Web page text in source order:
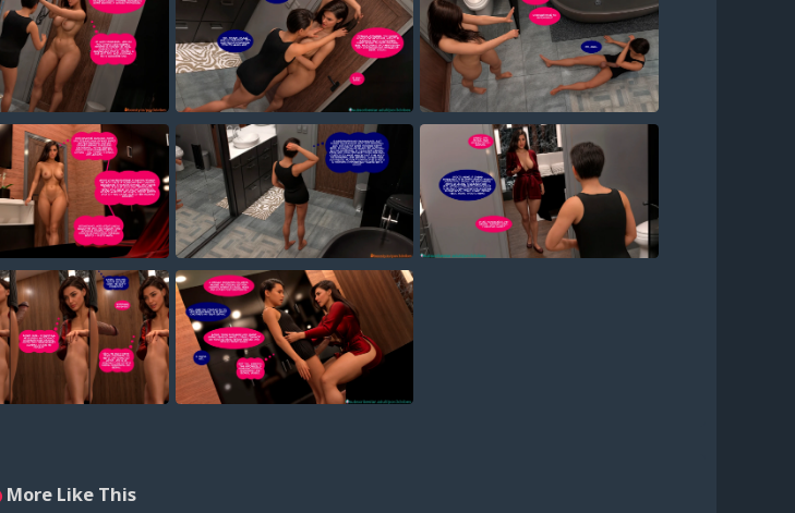
More Like This